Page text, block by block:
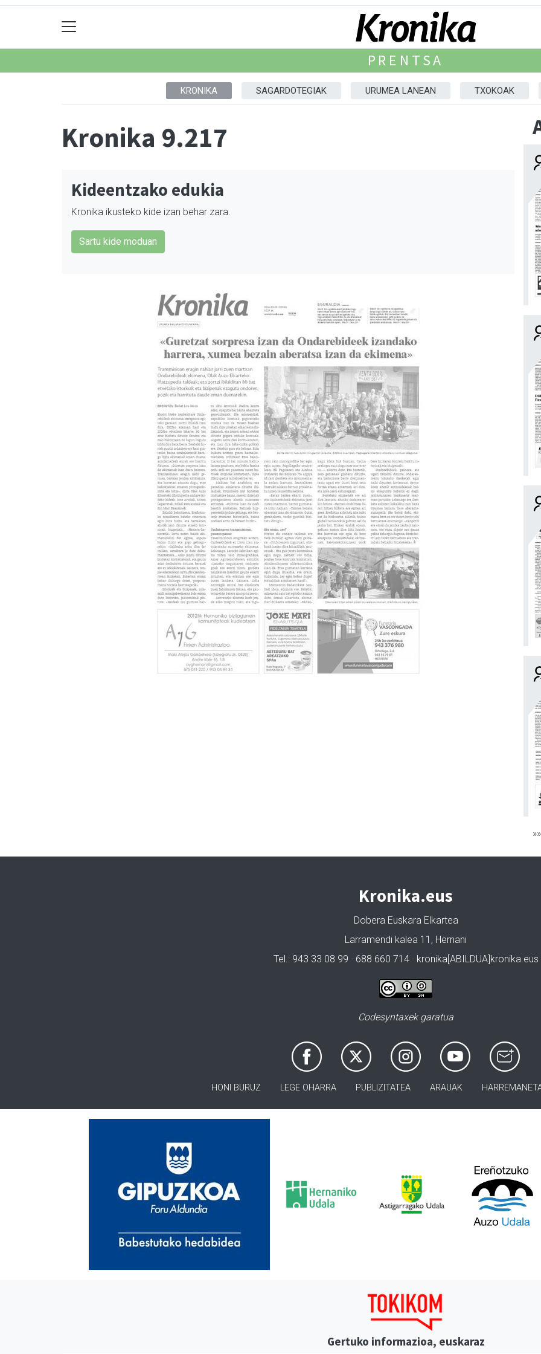
PRENTSA
KRONIKA SAGARDOTEGIAK URUMEA LANEAN TXOKOAK
Kronika 9.217
Kideentzako edukia
Kronika ikusteko kide izan behar zara.
Sartu kide moduan
»»
Kronika.eus
Dobera Euskara Elkartea
Larramendi kalea 11, Hernani
Tel.: 943 33 08 99 · 688 660 714 · kronika[ABILDUA]kronika.eus
Codesyntaxek garatua
HONI BURUZ LEGE OHARRA PUBLIZITATEA ARAUAK
Gertuko informazioa, euskaraz